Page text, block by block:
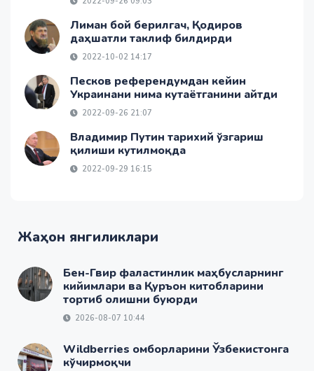
Лиман бой берилгач, Қодиров
даҳшатли таклиф билдирди
2022-10-02 14:17
Песков референдумдан кейин
Украинани нима кутаётганини айтди
2022-09-26 21:07
Владимир Путин тарихий ўзгариш
қилиши кутилмоқда
2022-09-29 16:15
Жаҳон янгиликлари
Бен-Гвир фаластинлик маҳбусларнинг
кийимлари ва Қуръон китобларини
тортиб олишни буюрди
2026-08-07 10:44
Wildberries омборларини Ўзбекистонга
кўчирмоқчи